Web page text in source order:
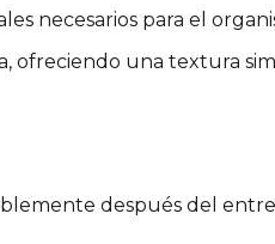
necesarios para el
ofreciendo una textura
después del